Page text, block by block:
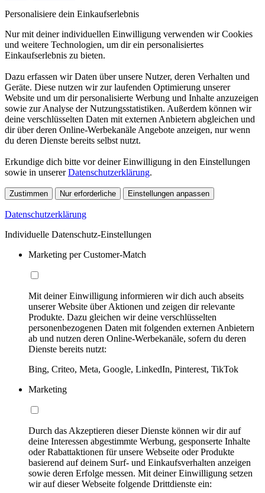
Personalisiere dein Einkaufserlebnis
Nur mit deiner individuellen Einwilligung verwenden wir Cookies
und weitere Technologien, um dir ein personalisiertes
Einkaufserlebnis zu bieten.
Dazu erfassen wir Daten über unsere Nutzer, deren Verhalten und
Geräte. Diese nutzen wir zur laufenden Optimierung unserer
Website und um dir personalisierte Werbung und Inhalte anzuzeigen
sowie zur Analyse der Nutzungsstatistiken. Außerdem können wir
deine verschlüsselten Daten mit externen Anbietern abgleichen und
dir über deren Online-Werbekanäle Angebote anzeigen, nur wenn
du deren Dienste bereits selbst nutzt.
Erkundige dich bitte vor deiner Einwilligung in den Einstellungen
sowie in unsererDatenschutzerklärung.
Zustimmen Nur erforderliche Einstellungen anpassen
Datenschutzerklärung
Individuelle Datenschutz-Einstellungen
Marketing per Customer-Match
Mit deiner Einwilligung informieren wir dich auch abseits
unserer Website über Aktionen und zeigen dir relevante
Produkte. Dazu gleichen wir deine verschlüsselten
personenbezogenen Daten mit folgenden externen Anbietern
ab und nutzen deren Online-Werbekanäle, sofern du deren
Dienste bereits nutzt:
Bing, Criteo, Meta, Google, LinkedIn, Pinterest, TikTok
Marketing
Durch das Akzeptieren dieser Dienste können wir dir auf
deine Interessen abgestimmte Werbung, gesponserte Inhalte
oder Rabattaktionen für unsere Webseite oder Produkte
basierend auf deinem Surf- und Einkaufsverhalten anzeigen
sowie deren Erfolge messen. Mit deiner Einwilligung setzen
wir auf dieser Webseite folgende Drittdienste ein: